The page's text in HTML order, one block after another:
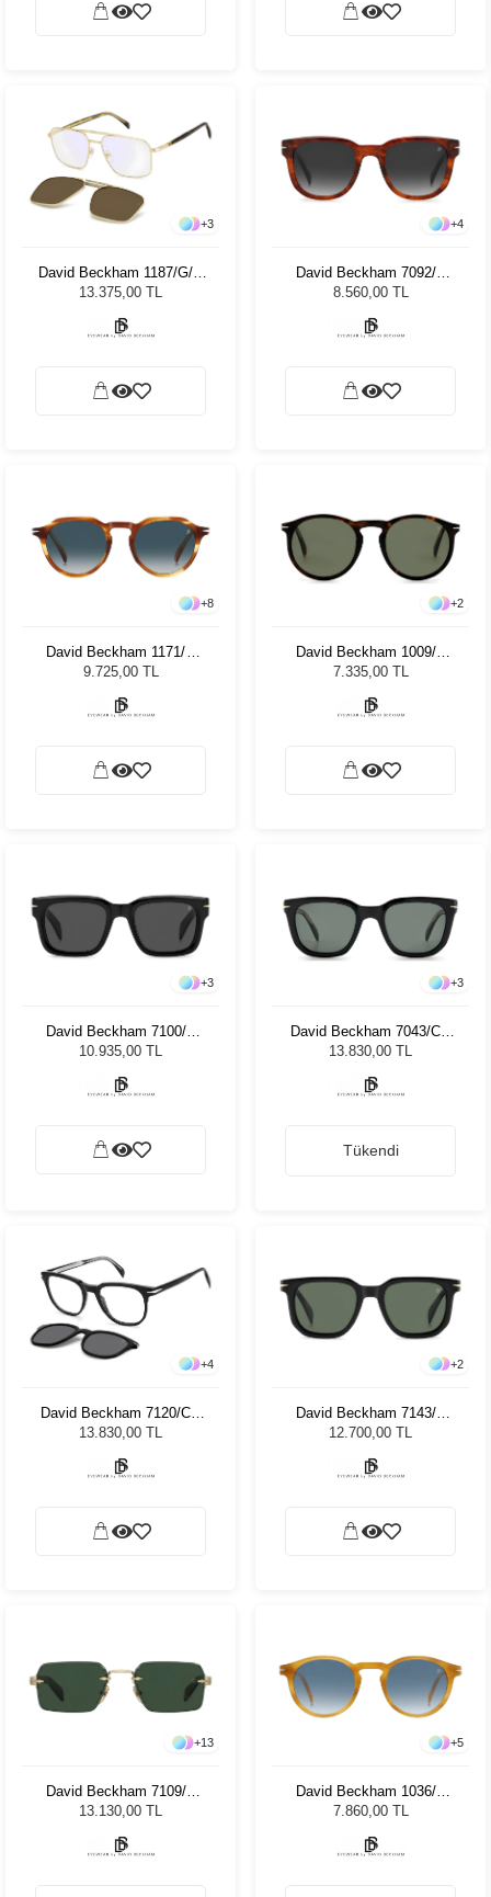
+3
David Beckham 1187/G/C
8SO 16 85879 - 57 Unisex
13.375,00 TL
+4
David Beckham 7092/S
EX49O 51 Unisex Güneş
8.560,00 TL
+8
David Beckham 1171/S
EX4 4908 Unisex Güneş
9.725,00 TL
+2
David Beckham 1009/S
086QT 50 Unisex Güneş
7.335,00 TL
+3
David Beckham 7100/S
807IR 52 Unisex Güneş
Gözlüğü
10.935,00 TL
+3
David Beckham 7043/CS
Erkek Güneş Gözlüğü
13.830,00 TL
Tükendi
+4
David Beckham 7120/CS
80751 Unisex Güneş
Gözlüğü
13.830,00 TL
+2
David Beckham 7143/C
WR7 21 8503351 Unisex
Güneş Gözlüğü
12.700,00 TL
+13
David Beckham 7109/S
06J 55MT Unisex Güneş
13.130,00 TL
+5
David Beckham 1036/S
5C9B 908 Unisex Güneş
7.860,00 TL